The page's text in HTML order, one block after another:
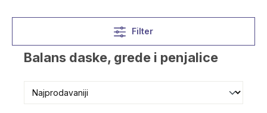
Filter
Balans daske, grede i penjalice